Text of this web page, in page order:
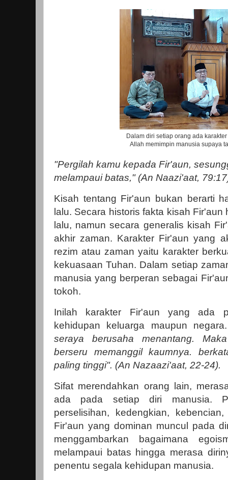
Dalam diri setiap orang ada
Allah memimpin manusia supaya
"Pergilah kamu kepada Fir'aun,
melampaui batas," (An Naazi'aat,
Kisah tentang Fir'aun bukan berarti
lalu. Secara historis fakta kisah
lalu, namun secara generalis kisah
akhir zaman. Karakter Fir'aun yang
rezim atau zaman yaitu karakter
kekuasaan Tuhan. Dalam setiap
manusia yang berperan sebagai
tokoh.
Inilah karakter Fir'aun yang ada
kehidupan keluarga maupun
seraya berusaha menantang.
berseru memanggil kaumnya.
paling tinggi". (An Nazaazi'aat, 22-24).
Sifat merendahkan orang lain,
ada pada setiap diri manusia.
perselisihan, kedengkian,
Fir'aun yang dominan muncul pada
menggambarkan bagaimana
melampaui batas hingga merasa
penentu segala kehidupan manusia.